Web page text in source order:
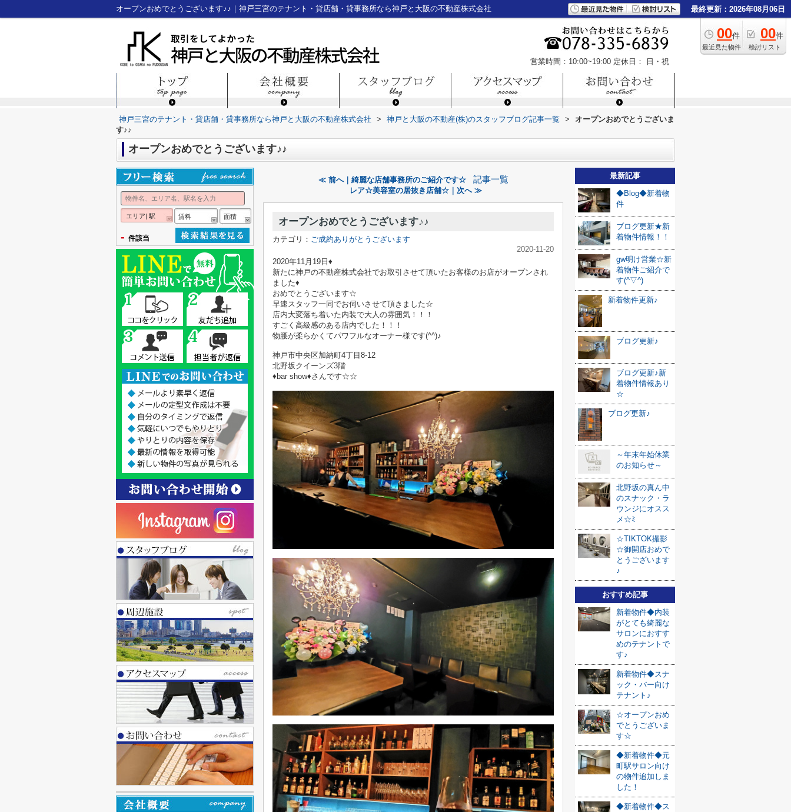
オープンおめでとうございます♪♪｜神戸三宮のテナント・貸店舗・貸事務所なら神戸と大阪の不動産株式会社 最終更新：2026年08月06日
00件
最近見た物件
00件
検討リスト
営業時間：10:00~19:00 定休日： 日・祝
神戸三宮のテナント・貸店舗・貸事務所なら神戸と大阪の不動産株式会社 > 神戸と大阪の不動産(株)のスタッフブログ記事一覧 >
オープンおめでとうございま
す♪♪
オープンおめでとうございます♪♪
≪ 前へ｜綺麗な店舗事務所のご紹介です☆ 記事一覧
レア☆美容室の居抜き店舗☆｜次へ ≫
オープンおめでとうございます♪♪
カテゴリ： ご成約ありがとうございます
2020-11-20
2020年11月19日♦
新たに神戸の不動産株式会社でお取引させて頂いたお客様のお店がオープンされ
ました♦
おめでとうございます☆
早速スタッフ一同でお伺いさせて頂きました☆
店内大変落ち着いた内装で大人の雰囲気！！！
すごく高級感のある店内でした！！！
物腰が柔らかくてパワフルなオーナー様です(^^)♪
神戸市中央区加納町4丁目8-12
北野坂クイーンズ3階
♦bar show♦さんです☆☆
最新記事
◆Blog◆新着物
件
ブログ更新★新
着物件情報！！
gw明け営業☆新
着物件ご紹介で
す(^▽^)
新着物件更新♪
ブログ更新♪
ブログ更新♪新
着物件情報あり
☆
ブログ更新♪
～年末年始休業
のお知らせ～
北野坂の真ん中
のスナック・ラ
ウンジにオスス
メ☆ﾐ
☆TIKTOK撮影
☆御開店おめで
とうございます
♪
おすすめ記事
新着物件◆内装
がとても綺麗な
サロンにおすす
めのテナントで
す♪
新着物件◆スナ
ック・バー向け
テナント♪
☆オープンおめ
でとうございま
す☆
◆新着物件◆元
町駅サロン向け
の物件追加しま
した！
◆新着物件◆ス
エリア| 駅 賃料 面積
- 件該当